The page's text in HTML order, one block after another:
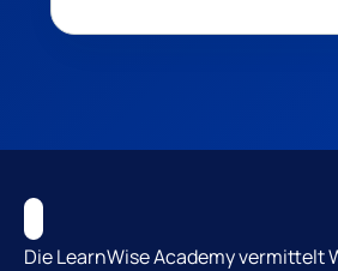
Die LearnWise Academy vermittelt